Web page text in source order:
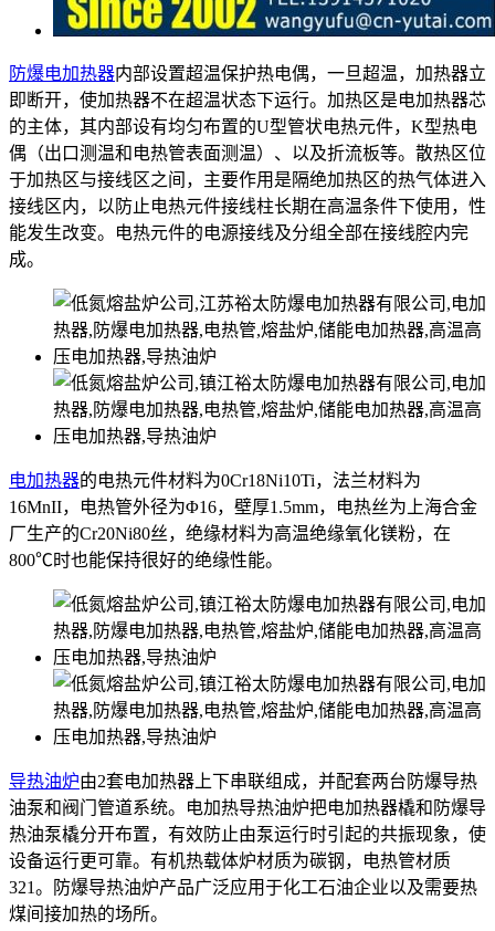
防爆电加热器内部设置超温保护热电偶，一旦超温，加热器立
即断开，使加热器不在超温状态下运行。加热区是电加热器芯
的主体，其内部设有均匀布置的U型管状电热元件，K型热电
偶（出口测温和电热管表面测温）、以及折流板等。散热区位
于加热区与接线区之间，主要作用是隔绝加热区的热气体进入
接线区内，以防止电热元件接线柱长期在高温条件下使用，性
能发生改变。电热元件的电源接线及分组全部在接线腔内完
成。
电加热器的电热元件材料为0Cr18Ni10Ti，法兰材料为
16MnII，电热管外径为Φ16，壁厚1.5mm，电热丝为上海合金
厂生产的Cr20Ni80丝，绝缘材料为高温绝缘氧化镁粉，在
800℃时也能保持很好的绝缘性能。
导热油炉由2套电加热器上下串联组成，并配套两台防爆导热
油泵和阀门管道系统。电加热导热油炉把电加热器橇和防爆导
热油泵橇分开布置，有效防止由泵运行时引起的共振现象，使
设备运行更可靠。有机热载体炉材质为碳钢，电热管材质
321。防爆导热油炉产品广泛应用于化工石油企业以及需要热
煤间接加热的场所。